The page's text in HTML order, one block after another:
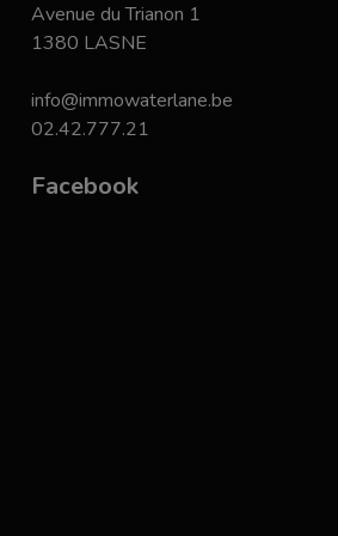
Avenue du Trianon 1
1380 LASNE
info@immowaterlane.be
02.42.777.21
Facebook